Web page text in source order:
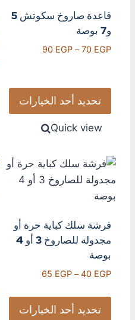
قاعدة صاروخ سكوتش 5
و7 بوصة
70 EGP
–
90 EGP
تحديد أحد الخيارات
Quick view
فرشة سلك كباية حرة أو
مجدولة للصاروخ 3 أو 4
بوصة
40 EGP
–
65 EGP
تحديد أحد الخيارات